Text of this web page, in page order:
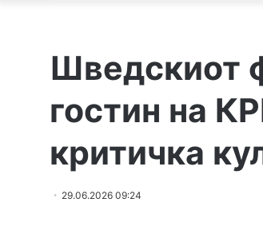
Шведскиот
гостин на
критичка
29.06.2026 09:24